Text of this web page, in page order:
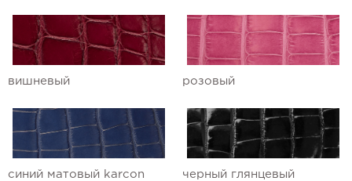
вишневый розовый
синий матовый karcon черный глянцевый